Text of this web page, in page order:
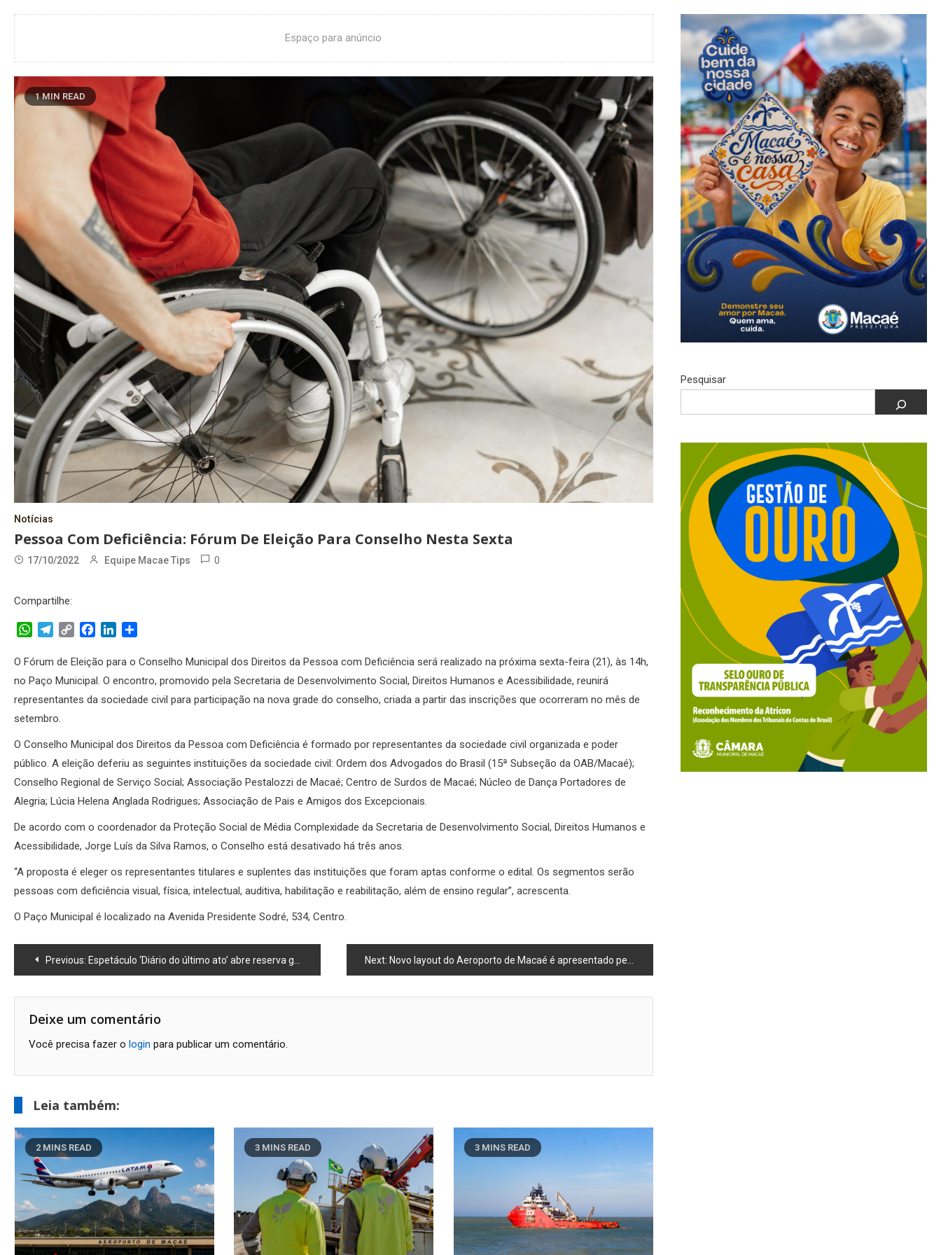
Espaço para anúncio
1 MIN READ
Notícias
Pessoa Com Deficiência: Fórum De Eleição Para Conselho Nesta Sexta
17/10/2022 Equipe Macae Tips 0
Compartilhe:
WhatsApp
Telegram
Copy
FacebookLinkedIn
O Fórum de Eleição para o Conselho Municipal dos Direitos da Pessoa com Deficiência será realizado na próxima sexta-feira (21), às 14h,
no Paço Municipal. O encontro, promovido pela Secretaria de Desenvolvimento Social, Direitos Humanos e Acessibilidade, reunirá
representantes da sociedade civil para participação na nova grade do conselho, criada a partir das inscrições que ocorreram no mês de
setembro.
O Conselho Municipal dos Direitos da Pessoa com Deficiência é formado por representantes da sociedade civil organizada e poder
público. A eleição deferiu as seguintes instituições da sociedade civil: Ordem dos Advogados do Brasil (15ª Subseção da OAB/Macaé);
Conselho Regional de Serviço Social; Associação Pestalozzi de Macaé; Centro de Surdos de Macaé; Núcleo de Dança Portadores de
Alegria; Lúcia Helena Anglada Rodrigues; Associação de Pais e Amigos dos Excepcionais.
De acordo com o coordenador da Proteção Social de Média Complexidade da Secretaria de Desenvolvimento Social, Direitos Humanos e
Acessibilidade, Jorge Luís da Silva Ramos, o Conselho está desativado há três anos.
“A proposta é eleger os representantes titulares e suplentes das instituições que foram aptas conforme o edital. Os segmentos serão
pessoas com deficiência visual, física, intelectual, auditiva, habilitação e reabilitação, além de ensino regular”, acrescenta.
O Paço Municipal é localizado na Avenida Presidente Sodré, 534, Centro.
Navegação
de
Post
Previous: Espetáculo ‘Diário do último ato’ abre reserva gratuita de ingressos Next: Novo layout do Aeroporto de Macaé é apresentado pela Zurich, incluindo nova pista
Deixe um comentário
Você precisa fazer o login para publicar um comentário.
Leia também:
2 MINS READ 3 MINS READ 3 MINS READ
Pesquisar